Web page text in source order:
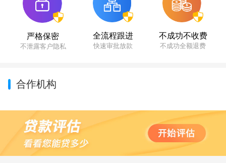
严格保密
不泄露客户隐私
全流程跟进
快速审批放款
不成功不收费
不成功全额退费
合作机构